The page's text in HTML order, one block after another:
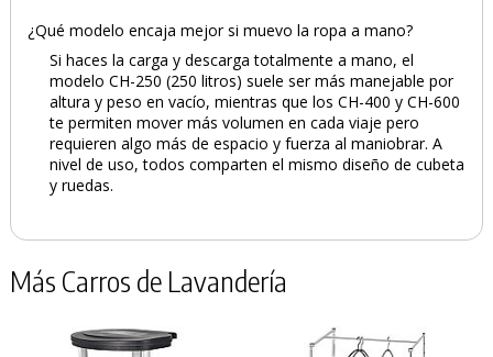
¿Qué modelo encaja mejor si muevo la ropa a mano?
Si haces la carga y descarga totalmente a mano, el
modelo CH-250 (250 litros) suele ser más manejable por
altura y peso en vacío, mientras que los CH-400 y CH-600
te permiten mover más volumen en cada viaje pero
requieren algo más de espacio y fuerza al maniobrar. A
nivel de uso, todos comparten el mismo diseño de cubeta
y ruedas.
Más Carros de Lavandería